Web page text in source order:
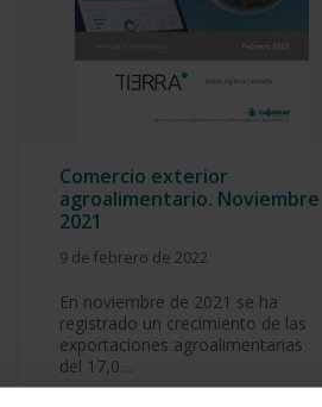
Comercio exterior
agroalimentario. Noviembre
2021
9 de febrero de 2022
En noviembre de 2021 se ha
registrado un crecimiento de las
exportaciones agroalimentarias
del 17,0…